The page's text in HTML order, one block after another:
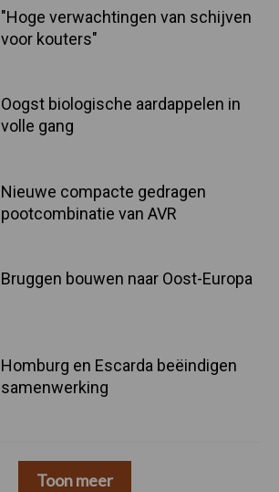
"Hoge verwachtingen van schijven
voor kouters"
Oogst biologische aardappelen in
volle gang
Nieuwe compacte gedragen
pootcombinatie van AVR
Bruggen bouwen naar Oost-Europa
Homburg en Escarda beëindigen
samenwerking
Toon meer